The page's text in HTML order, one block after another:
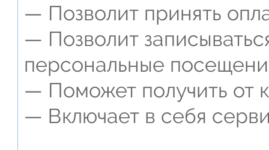
— Позволит принять
— Позволит
персональные
— Поможет получить от
— Включает в себя